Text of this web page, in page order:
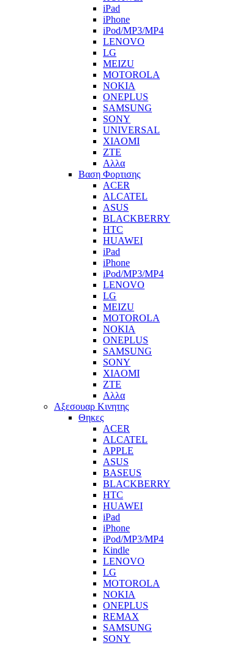
iPad
iPhone
iPod/MP3/MP4
LENOVO
LG
MEIZU
MOTOROLA
NOKIA
ONEPLUS
SAMSUNG
SONY
UNIVERSAL
XIAOMI
ZTE
Αλλα
Βαση Φορτισης
ACER
ALCATEL
ASUS
BLACKBERRY
HTC
HUAWEI
iPad
iPhone
iPod/MP3/MP4
LENOVO
LG
MEIZU
MOTOROLA
NOKIA
ONEPLUS
SAMSUNG
SONY
XIAOMI
ZTE
Αλλα
Αξεσουαρ Κινητης
Θηκες
ACER
ALCATEL
APPLE
ASUS
BASEUS
BLACKBERRY
HTC
HUAWEI
iPad
iPhone
iPod/MP3/MP4
Kindle
LENOVO
LG
MOTOROLA
NOKIA
ONEPLUS
REMAX
SAMSUNG
SONY